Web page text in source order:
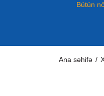
Bütün
Ana səhifə /